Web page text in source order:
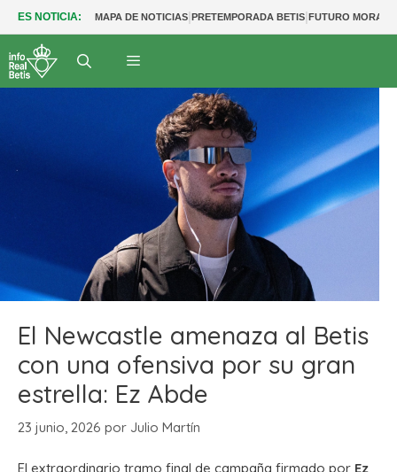
ES NOTICIA: MAPA DE NOTICIAS|PRETEMPORADA BETIS|FUTURO
El Newcastle amenaza al Betis
con una ofensiva por su gran
estrella: Ez Abde
23 junio, 2026 por Julio Martín
El extraordinario tramo final de campaña firmado por Ez